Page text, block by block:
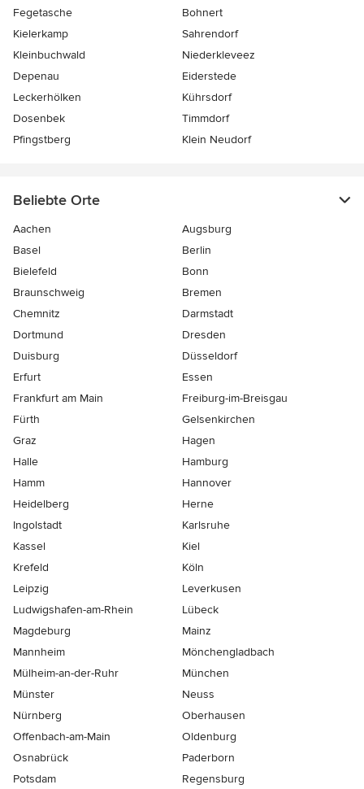
Fegetasche
Bohnert
Kielerkamp
Sahrendorf
Kleinbuchwald
Niederkleveez
Depenau
Eiderstede
Leckerhölken
Kührsdorf
Dosenbek
Timmdorf
Pfingstberg
Klein Neudorf
Beliebte Orte
Aachen
Augsburg
Basel
Berlin
Bielefeld
Bonn
Braunschweig
Bremen
Chemnitz
Darmstadt
Dortmund
Dresden
Duisburg
Düsseldorf
Erfurt
Essen
Frankfurt am Main
Freiburg-im-Breisgau
Fürth
Gelsenkirchen
Graz
Hagen
Halle
Hamburg
Hamm
Hannover
Heidelberg
Herne
Ingolstadt
Karlsruhe
Kassel
Kiel
Krefeld
Köln
Leipzig
Leverkusen
Ludwigshafen-am-Rhein
Lübeck
Magdeburg
Mainz
Mannheim
Mönchen­gladbach
Mülheim-an-der-Ruhr
München
Münster
Neuss
Nürnberg
Oberhausen
Offenbach-am-Main
Oldenburg
Osnabrück
Paderborn
Potsdam
Regensburg